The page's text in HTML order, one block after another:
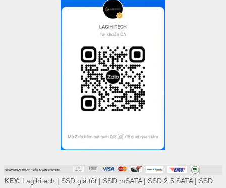
KEY: Lagihitech | SSD giá tốt| SSD mSATA| SSD 2.5 SATA| SSD